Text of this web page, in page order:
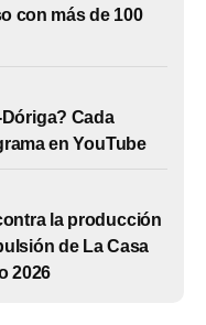
con más de 100
Cada
en YouTube
la producción
de La Casa
2026